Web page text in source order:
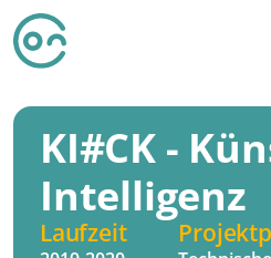
KI#CK -
Intelligenz
Laufzeit